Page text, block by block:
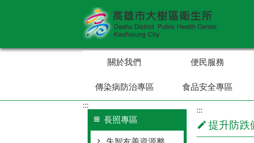
關於我們 便民服務
傳染病防治專區 食品安全專區
:::
長照專區
:::
提升防跌